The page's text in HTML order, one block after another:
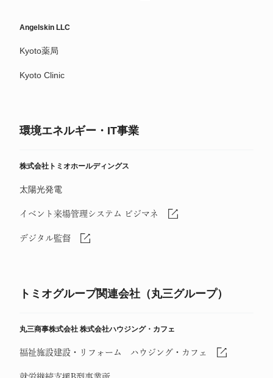
Angelskin LLC
Kyoto薬局
Kyoto Clinic
環境エネルギー・IT事業
株式会社トミオホールディングス
太陽光発電
イベント来場管理システム ビジマネ
デジタル監督
トミオグループ関連会社（丸三グループ）
丸三商事株式会社 株式会社ハウジング・カフェ
福祉施設建設・リフォーム ハウジング・カフェ